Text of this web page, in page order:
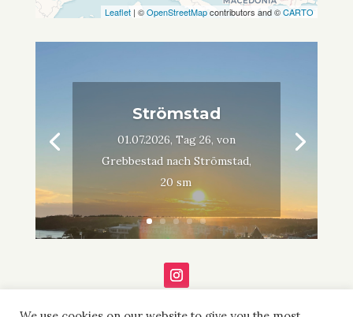
Leaflet | ©OpenStreetMapcontributors and ©CARTO
Strömstad
01.07.2026, Tag 26, von
Grebbestad nach Strömstad,
20 sm